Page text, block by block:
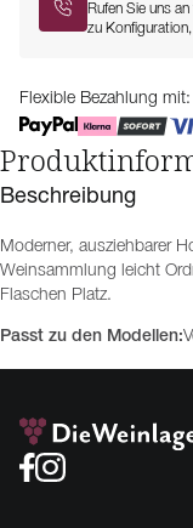
Rufen Sie uns
zu
Flexible Bezahlung mit:
Beschreibung
Moderner, ausziehbarer
Weinsammlung leicht
Flaschen Platz.
Passt zu den Modellen: